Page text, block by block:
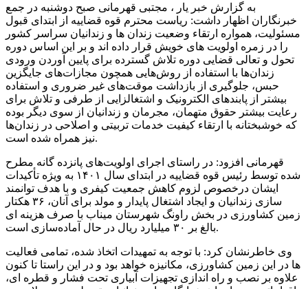
به گزارش خبر یار ، مجتبی قهرمانی صبح دوشنبه در جمع
خبرنگاران اظهار داشت: ریاست محترم قوه قضاییه از ابتدای قبول
مسئولیت، همواره ارتقاء وضعیت زندان ها و زندانیان سراسر کشور
را در زمره اولویت های خویش قرار داده اند و بر این اساس دوره
تحول و تعالی قضایی دوره تلاش گسترده برای پایین آوردن ورودی
زندان‌ها با استفاده از روش‌هایی همچون مجازات‌های جایگزین
حبس، جلوگیری از بازداشت موقت‌های غیر ضروری و استفاده
بیشتر از پابندهای الکترونیک و اشتغالزایی از طرفی و تلاش برای
رعایت بیشتر حقوق متهمان، مجرمان و زندانیان از سوی دیگر بوده
که خوشبختانه با ارتقاء کیفیت خدمات تربیتی و اصلاحی در زندان‌ها
نیز همراه شده است.
قهرمانی افزود: در راستای اجرای اولویت‌های پانزده گانه مطرح
شده توسط رئیس قوه قضاییه در ابتدای سال ۱۴۰۱ به ویژه تأکیدات
ایشان درخصوص لزوم کاهش جمعیت کیفری و با هدف توانمند
سازی زندانیان و ایجاد اشتغال پایدار و مولد برای آنان، ۳۶ هکتار
زمین کشاورزی در بخش راونگ شهرستان میناب با صرف هزینه ای
بالغ بر ۳۰ میلیارد ریال در حال آماده‌سازی است.
وی خاطرنشان کرد: با توجه به تمهیدات اتخاذ شده، تمامی فعالیت
ها در این زمین کشاورزی، مکانیزه خواهد بود و در این راستا تا کنون
علاوه بر نصب و راه اندازی تجهیزات آبیاری تحت فشار و قطره ای،